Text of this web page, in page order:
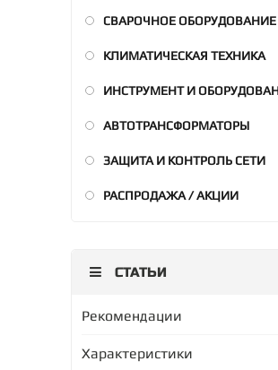
СВАРОЧНОЕ ОБОРУДОВАНИЕ
КЛИМАТИЧЕСКАЯ ТЕХНИКА
ИНСТРУМЕНТ И
АВТОТРАНСФОРМАТОРЫ
ЗАЩИТА И КОНТРОЛЬ СЕТИ
РАСПРОДАЖА / АКЦИИ
СТАТЬИ
Рекомендации
Характеристики